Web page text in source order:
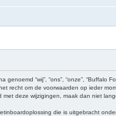
genoemd “wij”, “ons”, “onze”,
recht om de voorwaarden op ieder
deze wijzigingen, maak dan niet
die is uitgebracht